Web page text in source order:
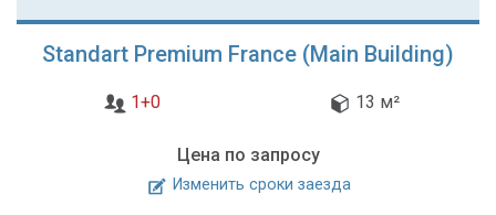
Standart Premium France (Main Building)
1+0 13 м²
Цена по запросу
Изменить сроки заезда